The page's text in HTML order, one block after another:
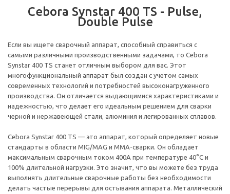
Cebora Synstar 400 TS - Pulse,
Double Pulse
Если вы ищете сварочный аппарат, способный справиться с
самыми различными производственными задачами, то Cebora
Synstar 400 TS станет отличным выбором для вас. Этот
многофункциональный аппарат был создан с учетом самых
современных технологий и потребностей высоконагруженного
производства. Он отличается выдающимися характеристиками и
надежностью, что делает его идеальным решением для сварки
черной и нержавеющей стали, алюминия и легированных сплавов.
Cebora Synstar 400 TS — это аппарат, который определяет новые
стандарты в области MIG/MAG и MMA-сварки. Он обладает
максимальным сварочным током 400А при температуре 40°C и
100% длительной нагрузки. Это значит, что вы можете без труда
выполнять длительные сварочные работы без необходимости
делать частые перерывы для остывания аппарата. Металлический